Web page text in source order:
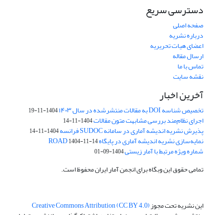
دسترسی سریع
صفحه اصلی
درباره نشریه
اعضای هیات تحریریه
ارسال مقاله
تماس با ما
نقشه سایت
آخرین اخبار
تخصیص شناسه DOI به مقالات منتشرشده در سال ۱۴۰۳ 1404-11-19
اجرای نظام‌مند بررسی مشابهت متون مقالات1404-11-14
پذیرش نشریه اندیشه آماری در سامانه SUDOC فرانسه 1404-11-14
نمایه‌سازی نشریه اندیشه آماری در پایگاه ROAD1404-11-14
شماره ویژه مرتبط با آمار زیستی1404-09-01
تمامی حقوق این وبگاه برای انجمن آمار ایران محفوظ است.
این نشریه تحت مجوزCreative Commons Attribution (CC BY 4.0)